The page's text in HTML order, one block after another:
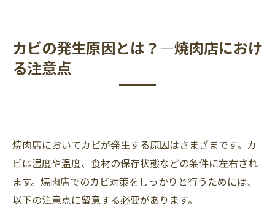
カビの発生原因とは？―焼肉店におけ
る注意点
焼肉店においてカビが発生する原因はさまざまです。カ
ビは湿度や温度、食材の保存状態などの条件に左右され
ます。焼肉店でのカビ対策をしっかりと行うためには、
以下の注意点に留意する必要があります。